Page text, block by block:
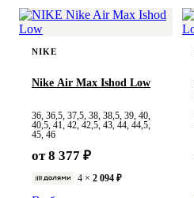
NIKE
Nike Air Max Ishod Low
36, 36,5, 37,5, 38, 38,5, 39, 40,
40,5, 41, 42, 42,5, 43, 44, 44,5,
45, 46
от 8 377 ₽
4 × 2 094 ₽